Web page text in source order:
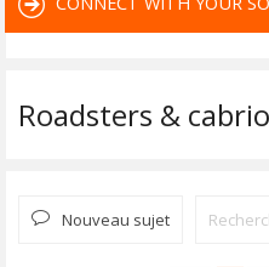
Roadsters &
Nouveau sujet